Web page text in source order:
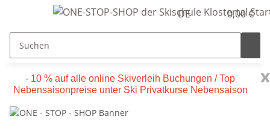
DE 0,00 €
x
- 10 % auf alle online Skiverleih Buchungen / Top
Nebensaisonpreise unter Ski Privatkurse Nebensaison